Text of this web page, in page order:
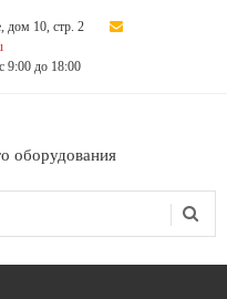
дом 10, стр. 2
9:00 до 18:00
оборудования